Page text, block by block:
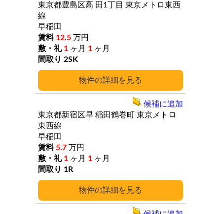
詳細
東京都豊島区高 田1丁目 東京メトロ東西
線
早稲田
12.5 万円
1 ヶ月 1 ヶ月
2SK
詳細
東京都新宿区早 稲田鶴巻町 東京メトロ
東西線
早稲田
5.7 万円
1 ヶ月 1 ヶ月
1R
候補に追加